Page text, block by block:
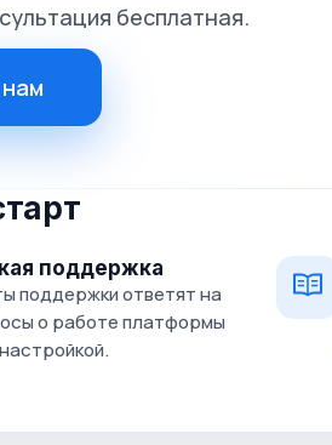
бесплатная.
поддержка
поддержки ответят на
о работе платформы